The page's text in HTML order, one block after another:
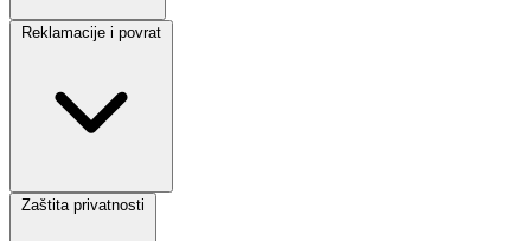
Reklamacije i povrat
Zaštita privatnosti